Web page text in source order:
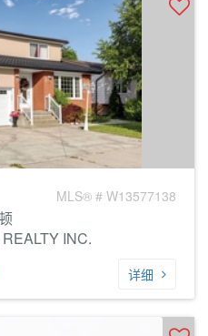
MLS® # W13577138
INC.
详细